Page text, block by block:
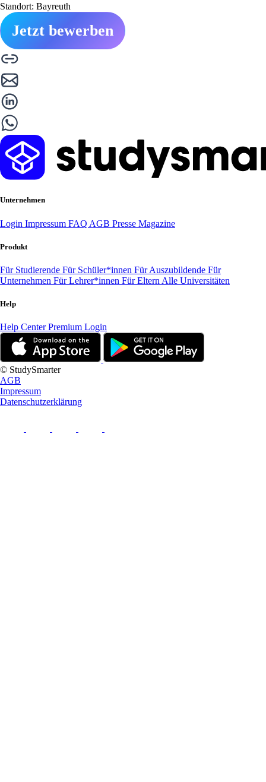
Standort: Bayreuth
Jetzt bewerben
Unternehmen
Login Impressum FAQ AGB Presse Magazine
Produkt
Für Studierende Für Schüler*innen Für Auszubildende Für
Unternehmen Für Lehrer*innen Für Eltern Alle Universitäten
Help
Help CenterPremium Login
© StudySmarter
AGB
Impressum
Datenschutzerklärung